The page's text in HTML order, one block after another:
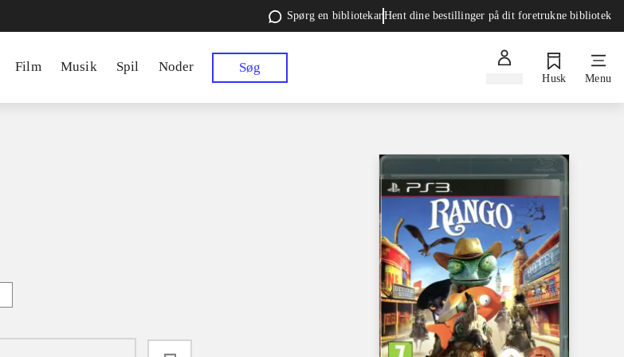
Spørg en bibliotekarHent dine bestillinger på dit foretrukne bibliotek
Film Musik Spil Noder Søg
Husk Menu